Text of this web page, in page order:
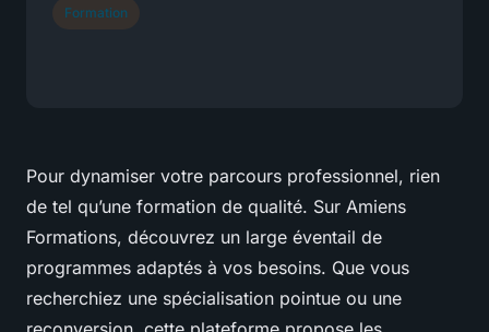
Pour dynamiser votre parcours professionnel, rien
de tel qu’une formation de qualité. Sur Amiens
Formations, découvrez un large éventail de
programmes adaptés à vos besoins. Que vous
recherchiez une spécialisation pointue ou une
Formation